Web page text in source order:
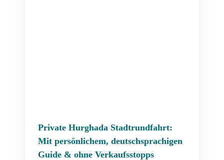
Private Hurghada Stadtrundfahrt:
Mit persönlichem, deutschsprachigen
Guide & ohne Verkaufsstopps